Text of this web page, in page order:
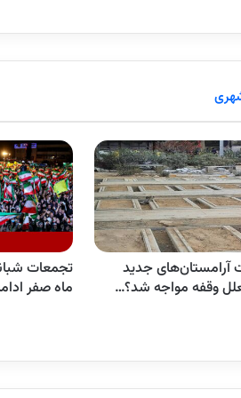
آرامستان‌های جدید
وقفه مواجه شد؟…
تجمعات
ماه صفر